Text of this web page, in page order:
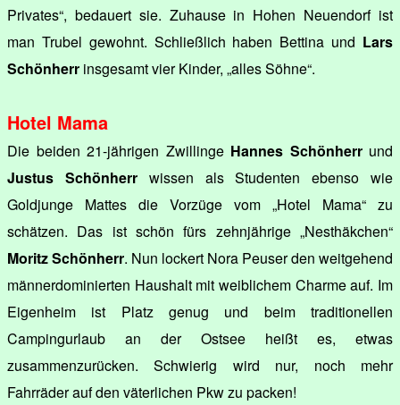
Privates“, bedauert sie. Zuhause in Hohen Neuendorf ist
man Trubel gewohnt. Schließlich haben Bettina und Lars
Schönherr insgesamt vier Kinder, „alles Söhne“.
Hotel Mama
Die beiden 21-jährigen Zwillinge Hannes Schönherrund
Justus Schönherrwissen als Studenten ebenso wie
Goldjunge Mattes die Vorzüge vom „Hotel Mama“ zu
schätzen. Das ist schön fürs zehnjährige „Nesthäkchen“
Moritz Schönherr. Nun lockert Nora Peuser den weitgehend
männerdominierten Haushalt mit weiblichem Charme auf. Im
Eigenheim ist Platz genug und beim traditionellen
Campingurlaub an der Ostsee heißt es, etwas
zusammenzurücken. Schwierig wird nur, noch mehr
Fahrräder auf den väterlichen Pkw zu packen!